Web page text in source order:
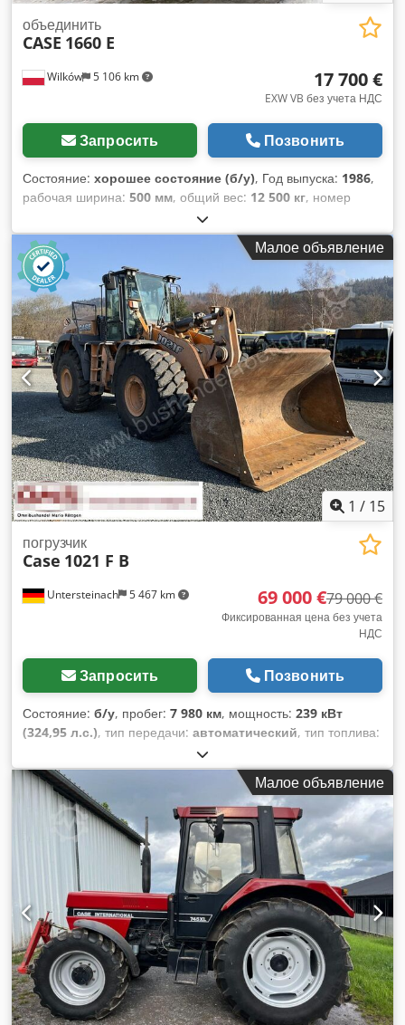
Wilków 5 106 km
объединить
CASE 1660 E
17 700 €
EXW VB без учета НДС
Запросить Позвонить
Состояние: хорошее состояние (б/у), Год выпуска: 1986,
рабочая ширина: 500 мм, общий вес: 12 500 кг, номер
машины/транспортного средства:
осевой поток Бренд: Case IH Модель: 1660 Год: 1987 Часы
работы: 3300 ч. Ширина секции: 5,00 м Codpfx Alevr Dxps
Ssha Различные виды оборудования: измельчитель
соломы, разбрасыватель соломы.
Малое объявление
1 / 15
Untersteinach 5 467 km
погрузчик
Case 1021 F B
69 000 €79 000 €
Фиксированная цена без учета
НДС
Запросить Позвонить
Состояние: б/у, пробег: 7 980 км, мощность: 239 кВт
(324,95 л.с.), тип передачи: автоматический, тип топлива:
, первая регистрация:
выпуска:2013, Оборудование:кондиционер,
Малое объявление